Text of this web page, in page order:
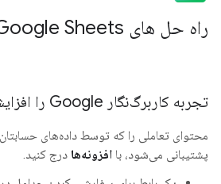
راه حل های Google Sheets را توسعه دهید
تجربه کاربرگ‌نگار Google را افزایش دهید
محتوای تعاملی را که توسط داده‌های
پشتیبانی می‌شود، با افزونه‌ها درج کنید.